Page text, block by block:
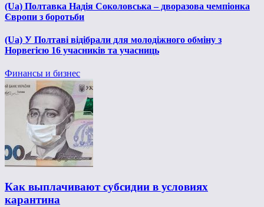
(Ua) Полтавка Надія Соколовська – дворазова чемпіонка
Європи з боротьби
(Ua) У Полтаві відібрали для молодіжного обміну з
Норвегією 16 учасників та учасниць
Финансы и бизнес
Как выплачивают субсидии в условиях
карантина